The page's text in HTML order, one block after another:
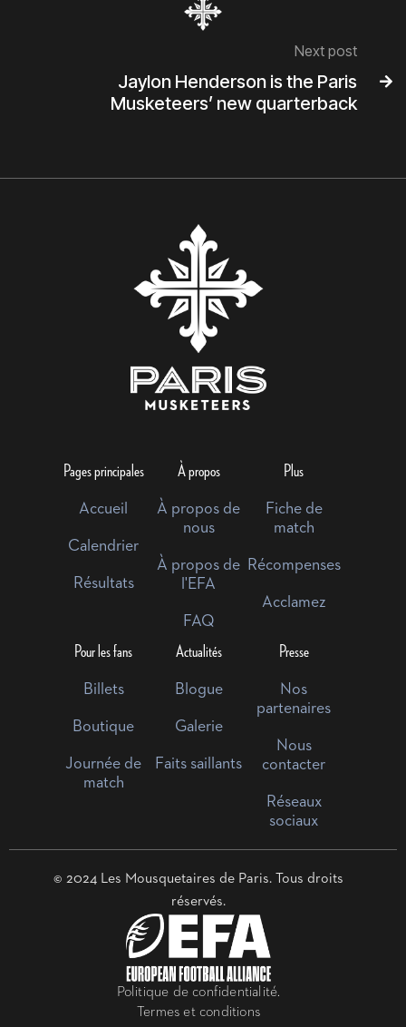
Next post
Jaylon Henderson is the Paris
Musketeers’ new quarterback

Pages principales
Accueil
Calendrier
Résultats
À propos
À propos de
nous
À propos de
l'EFA
FAQ
Plus
Fiche de
match
Récompenses
Acclamez
Pour les fans
Billets
Boutique
Journée de
match
Actualités
Blogue
Galerie
Faits saillants
Presse
Nos
partenaires
Nous
contacter
Réseaux
sociaux
© 2024 Les Mousquetaires de Paris. Tous droits
réservés.
Politique de confidentialité.
Termes et conditions